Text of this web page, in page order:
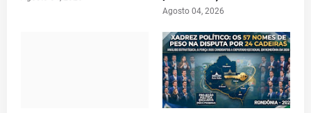
Agosto 04, 2026